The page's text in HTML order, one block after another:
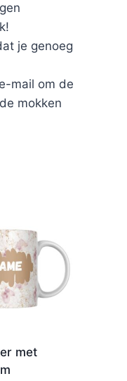
je genoeg
mail om de
mokken
met